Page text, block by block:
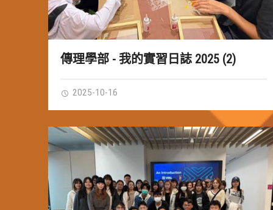
傳理學部 - 我的實習日誌 2025 (2)
2025-10-16